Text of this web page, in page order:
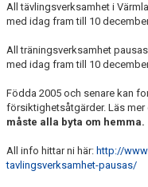
KALENDER
VÅRA LAG/TRÄNARE
KONTAKTUPPGIFTER VÅRA
All tävlingsverksamhet i
med idag fram till 10
All träningsverksamhet
med idag fram till 10
Födda 2005 och senare kan
försiktighetsåtgärder. Läs
måste alla byta om hemma.
All info hittar ni här: http://
tavlingsverksamhet-pausas/